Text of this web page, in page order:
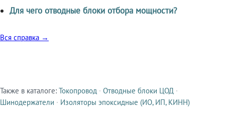
Для чего отводные блоки отбора мощности?
Вся справка →
Смежные продукты
Также в каталоге: Токопровод · Отводные блоки ЦОД ·
Шинодержатели · Изоляторы эпоксидные (ИО, ИП, КИНН)